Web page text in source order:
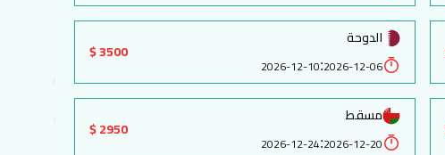
الدوحة
2026-12-06
:
2026-12-10
3500 $
مسقط
2026-12-20
:
2026-12-24
2950 $